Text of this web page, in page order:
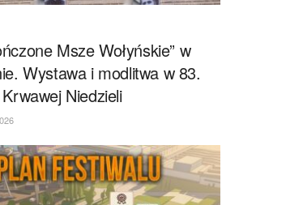
Msze Wołyńskie” w
Wystawa i modlitwa w 83.
Niedzieli